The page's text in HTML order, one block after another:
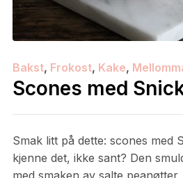
Bakst, Frokost, Kake,
Scones med
Smak litt på dette: scones med
kjenne det, ikke sant? Den